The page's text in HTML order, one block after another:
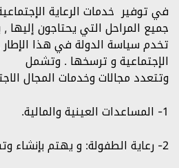
في توفير خدمات الرعاية
جميع المراحل التي يحتاجون إليها
تخدم سياسة الدولة في هذا
الإجتماعية و ترسخها . وتشمل
وتتعدد مجالات وخدمات المجال
1- المساعدات العينية والمالية.
2- رعاية الطفولة: و يهتم بإنشاء وتشغيل: